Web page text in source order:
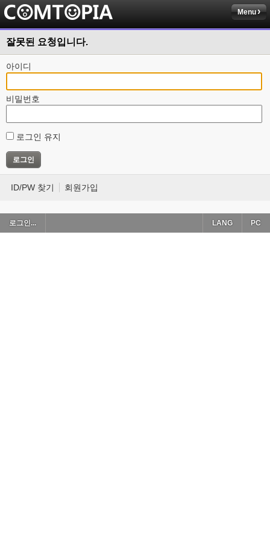
Menu
잘못된 요청입니다.
아이디
비밀번호
로그인 유지
ID/PW 찾기 회원가입
로그인... PC
LANG